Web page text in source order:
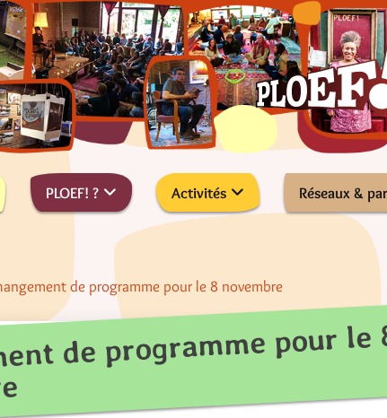
PLOEF! ? Activités Réseaux &
de programme pour le 8 novembre
de programme pour le